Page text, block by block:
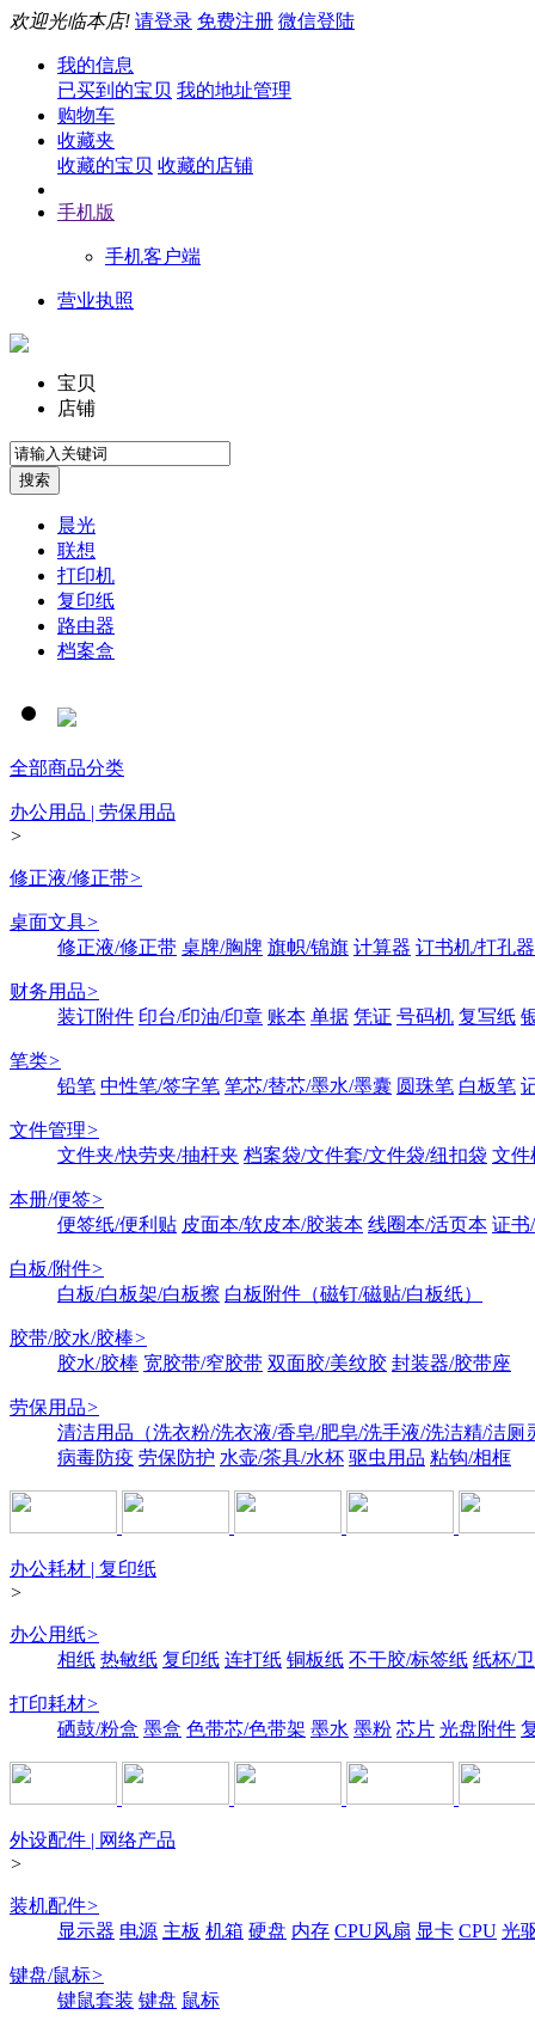
欢迎光临本店! 请登录 免费注册 微信登陆
我的信息
已买到的宝贝 我的地址管理
购物车
收藏夹
收藏的宝贝 收藏的店铺
手机版
手机客户端
营业执照
宝贝
店铺
晨光
联想
打印机
复印纸
路由器
档案盒
全部商品分类
办公用品 | 劳保用品
>
修正液/修正带>
桌面文具>
修正液/修正带 桌牌/胸牌 旗帜/锦旗 计算器 订书机/打孔器
财务用品>
装订附件 印台/印油/印章 账本 单据 凭证 号码机 复写纸
笔类>
铅笔 中性笔/签字笔 笔芯/替芯/墨水/墨囊 圆珠笔 白板笔
文件管理>
文件夹/快劳夹/抽杆夹 档案袋/文件套/文件袋/纽扣袋 文件
本册/便签>
便签纸/便利贴 皮面本/软皮本/胶装本 线圈本/活页本 证书
白板/附件>
白板/白板架/白板擦 白板附件（磁钉/磁贴/白板纸）
胶带/胶水/胶棒>
胶水/胶棒 宽胶带/窄胶带 双面胶/美纹胶 封装器/胶带座
劳保用品>
清洁用品（洗衣粉/洗衣液/香皂/肥皂/洗手液/洗洁精/洁厕
病毒防疫 劳保防护 水壶/茶具/水杯 驱虫用品 粘钩/相框
办公耗材 | 复印纸
>
办公用纸>
相纸 热敏纸 复印纸 连打纸 铜板纸 不干胶/标签纸 纸杯/
打印耗材>
硒鼓/粉盒 墨盒 色带芯/色带架 墨水 墨粉 芯片 光盘附件
外设配件 | 网络产品
>
装机配件>
显示器 电源 主板 机箱 硬盘 内存 CPU风扇 显卡 CPU 光
键盘/鼠标>
键鼠套装 键盘 鼠标